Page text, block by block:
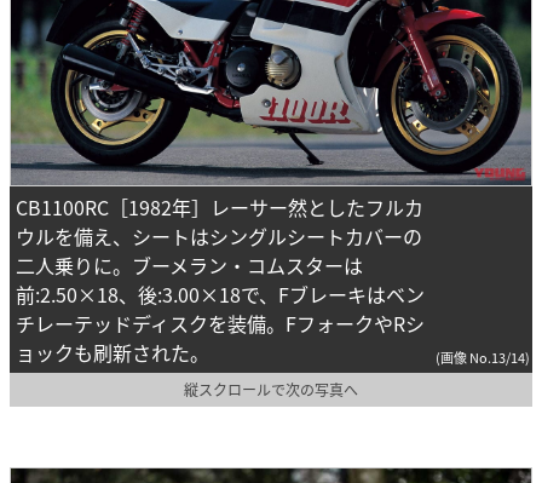
CB1100RC［1982年］レーサー然としたフルカ
ウルを備え、シートはシングルシートカバーの
二人乗りに。ブーメラン・コムスターは
前:2.50×18、後:3.00×18で、Fブレーキはベン
チレーテッドディスクを装備。FフォークやRシ
ョックも刷新された。
(画像 No.13/14)
縦スクロールで次の写真へ